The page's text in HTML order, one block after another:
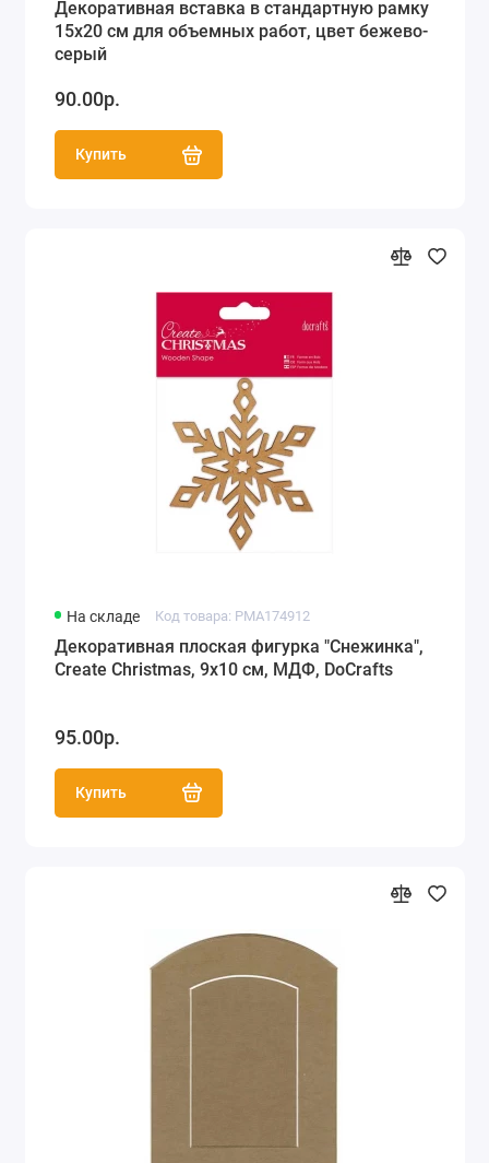
Декоративная вставка в стандартную рамку
15х20 см для объемных работ, цвет бежево-
серый
90.00р.
Купить
На складе Код товара: PMA174912
Декоративная плоская фигурка "Снежинка",
Create Christmas, 9х10 см, МДФ, DoCrafts
95.00р.
Купить